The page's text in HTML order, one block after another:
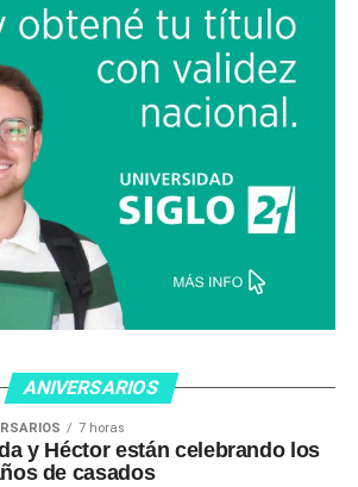
ANIVERSARIOS
7 horas
y Héctor están celebrando los
de casados